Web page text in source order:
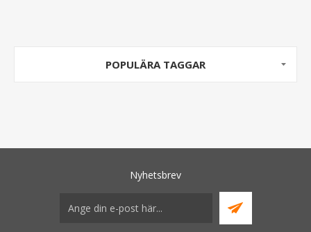
POPULÄRA TAGGAR
Nyhetsbrev